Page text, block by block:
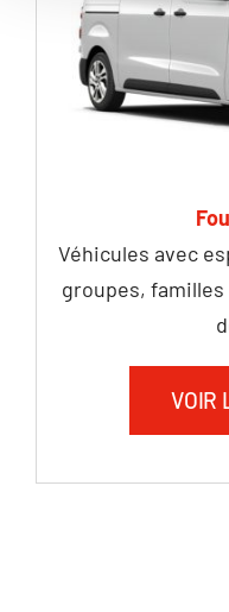
Véhicules avec
groupes,
VOIR